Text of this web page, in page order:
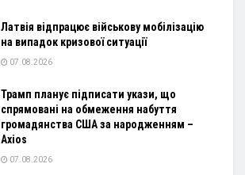
Латвія відпрацює військову мобілізацію
на випадок кризової ситуації
07.08.2026
Трамп планує підписати укази, що
спрямовані на обмеження набуття
громадянства США за народженням –
Axios
07.08.2026